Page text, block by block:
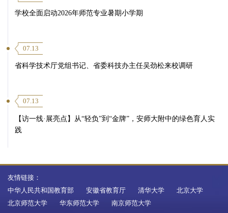
学校全面启动2026年师范专业暑期小学期
07.13
省科学技术厅党组书记、省委科技办主任吴劲松来校调研
07.13
【访一线·展亮点】从“轻负”到“金牌”，安师大附中的绿色育人实
践
友情链接：
中华人民共和国教育部
安徽省教育厅 清华大学
北京大学
北京师范大学
华东师范大学 南京师范大学